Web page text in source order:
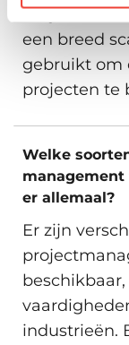
een breed
gebruikt om
projecten te
Welke
er allemaal?
Er zijn
industrieën.